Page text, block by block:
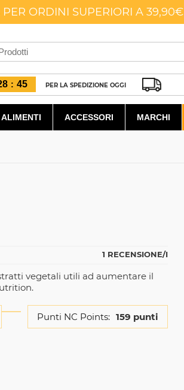
PER ORDINI SUPERIORI A 39,90€
: 43 PER LA SPEDIZIONE OGGI
ALIMENTI ACCESSORI MARCHI
1 RECENSIONE/I
vegetali utili ad aumentare il
Punti NC Points: 159 punti